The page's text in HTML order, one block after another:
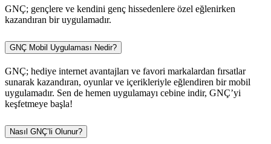
GNÇ; gençlere ve kendini genç hissedenlere özel eğlenirken
kazandıran bir uygulamadır.
GNÇ Mobil Uygulaması Nedir?
GNÇ; hediye internet avantajları ve favori markalardan fırsatlar
sunarak kazandıran, oyunlar ve içerikleriyle eğlendiren bir mobil
uygulamadır. Sen de hemen uygulamayı cebine indir, GNÇ’yi
keşfetmeye başla!
Nasıl GNÇ’li Olunur?